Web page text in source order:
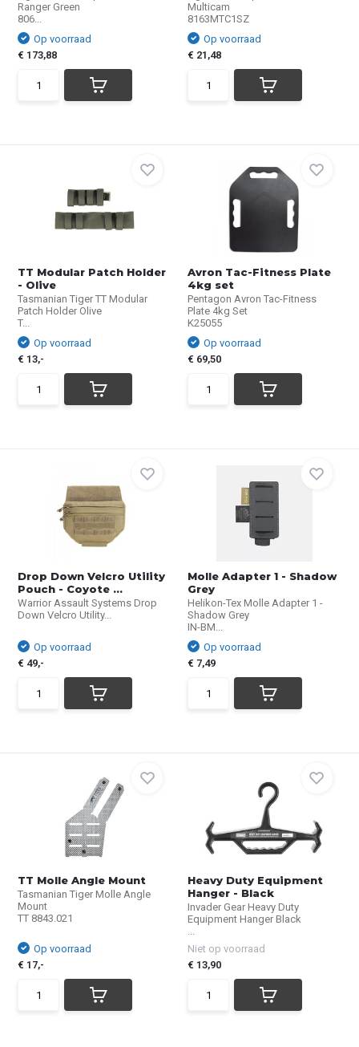
Ranger Green
806...
Op voorraad
€ 173,88
Multicam
8163MTC1SZ
Op voorraad
€ 21,48
TT Modular Patch Holder
- Olive
Tasmanian Tiger TT Modular
Patch Holder Olive
T...
Op voorraad
€ 13,-
Avron Tac-Fitness Plate
4kg set
Pentagon Avron Tac-Fitness
Plate 4kg Set
K25055
Op voorraad
€ 69,50
Drop Down Velcro Utility
Pouch - Coyote ...
Warrior Assault Systems Drop
Down Velcro Utility...
Op voorraad
€ 49,-
Molle Adapter 1 - Shadow
Grey
Helikon-Tex Molle Adapter 1 -
Shadow Grey
IN-BM...
Op voorraad
€ 7,49
TT Molle Angle Mount
Tasmanian Tiger Molle Angle
Mount
TT 8843.021
Op voorraad
€ 17,-
Heavy Duty Equipment
Hanger - Black
Invader Gear Heavy Duty
Equipment Hanger Black
...
Niet op voorraad
€ 13,90